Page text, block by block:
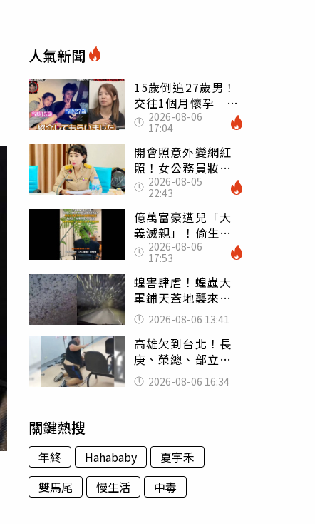
人氣新聞
15歲倒追27歲男！
交往1個月懷孕 36
歲當阿嬤故事曝光
2026-08-06
17:04
開會照意外變網紅
照！女公務員妝容
掀2千則留言 本人
怒嗆：化妝有錯嗎
2026-08-05
22:43
億萬富豪遭兒「大
義滅親」！偷生子
怕曝光 竟盜鄰居
身份辦假證落戶
2026-08-06
17:53
蝗害肆虐！蝗蟲大
軍鋪天蓋地襲來宛
如末日 網驚：聖
經十災
2026-08-06 13:41
高雄欠到台北！長
庚、榮總、部立醫
院都受害 「醫療
暴力男」離譜紀錄
2026-08-06 16:34
關鍵熱搜
年終 Hahababy
夏宇禾
雙馬尾
慢生活 中毒